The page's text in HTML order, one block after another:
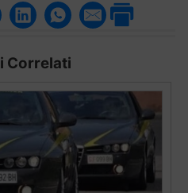
Correlati